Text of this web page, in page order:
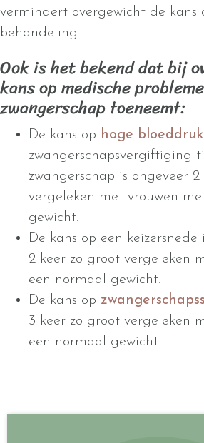
vermindert overgewicht de kans
behandeling.
Ook is het bekend dat bij
kans op medische
zwangerschap toeneemt:
De kans op hoge bloeddruk
zwangerschapsvergiftiging
zwangerschap is ongeveer
vergeleken met vrouwen
gewicht.
De kans op een keizersnede
2 keer zo groot vergeleken
een normaal gewicht.
De kans op
3 keer zo groot vergeleken
een normaal gewicht.